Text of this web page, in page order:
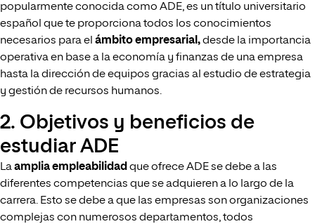
popularmente conocida como ADE, es un título universitario
español que te proporciona todos los conocimientos
necesarios para el ámbito empresarial,desde la importancia
operativa en base a la economía y finanzas de una empresa
hasta la dirección de equipos gracias al estudio de estrategia
y gestión de recursos humanos.
2. Objetivos y beneficios de
estudiar ADE
Laamplia empleabilidad que ofrece ADE se debe a las
diferentes competencias que se adquieren a lo largo de la
carrera. Esto se debe a que las empresas son organizaciones
complejas con numerosos departamentos, todos